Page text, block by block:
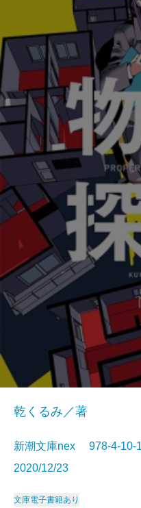
乾くるみ／著
新潮文庫nex 978-4-
2020/12/23
文庫電子書籍あり